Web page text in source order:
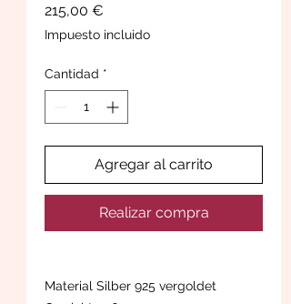
215,00 €
Impuesto incluido
Cantidad *
Agregar al carrito
Realizar compra
Material Silber 925 vergoldet